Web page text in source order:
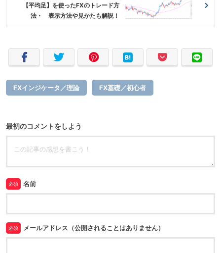
【平均足】を使ったFXのトレード方
法・ 表示方法や見かたも解説！
FXインジケータ／理論 FX基礎／初心者
最初のコメントをしよう
必須 名前
必須 メールアドレス（公開されることはありません）